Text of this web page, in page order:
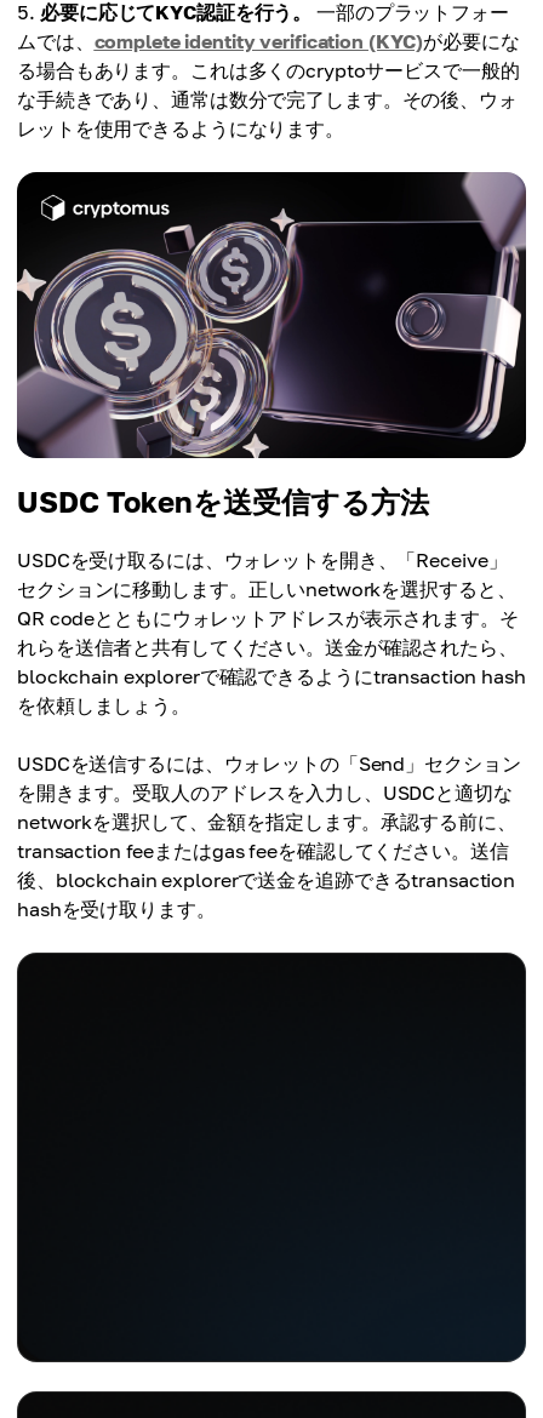
必要に応じてKYC認証を行う。
一部のプラットフォー
ムでは、 complete identity verification (KYC)が必要にな
る場合もあります。これは多くのcryptoサービスで一般的
な手続きであり、通常は数分で完了します。その後、ウォ
レットを使用できるようになります。
USDC Tokenを送受信する方法
USDCを受け取るには、ウォレットを開き、「Receive」
セクションに移動します。正しいnetworkを選択すると、
QR codeとともにウォレットアドレスが表示されます。そ
れらを送信者と共有してください。送金が確認されたら、
blockchain explorerで確認できるようにtransaction hash
を依頼しましょう。
USDCを送信するには、ウォレットの「Send」セクション
を開きます。受取人のアドレスを入力し、USDCと適切な
networkを選択して、金額を指定します。承認する前に、
transaction feeまたはgas feeを確認してください。送信
後、blockchain explorerで送金を追跡できるtransaction
hashを受け取ります。